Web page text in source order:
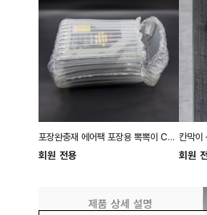
포장완충재 에어팩 포장용 뽁뽁이 C형 DD-10138
회원 전용 회원
제품 상세 설명